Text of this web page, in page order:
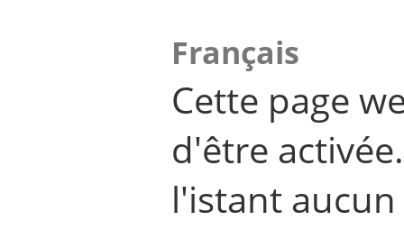
Français
Cette page
d'être
l'istant